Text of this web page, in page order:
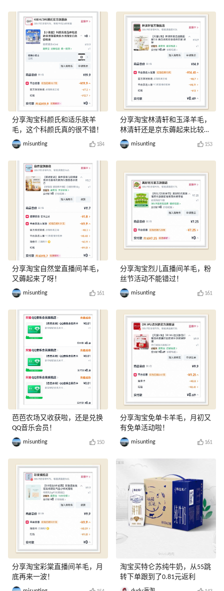
分享淘宝科颜氏和适乐肤羊
毛，这个科颜氏真的很不错！
misunting 184
分享淘宝自然堂直播间羊毛，
又薅起来了呀！
misunting 161
芭芭农场又收获啦，还是兑换
QQ音乐会员！
misunting 150
分享淘宝彩棠直播间羊毛，月
底再来一波！
分享淘宝林清轩和玉泽羊毛，
林清轩还是京东薅起来比较
爽！misunting 153
分享淘宝烈儿直播间羊毛，粉
丝节活动不能错过！
misunting 161
分享淘宝免单卡羊毛，月初又
有免单活动啦！
misunting 161
淘宝买特仑苏纯牛奶，从55跳
转下单跟到了0.81元返利